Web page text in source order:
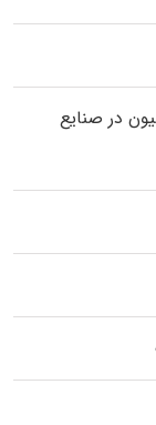
در صنایع